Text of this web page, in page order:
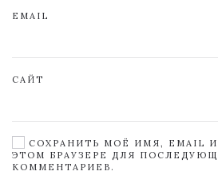
EMAIL
САЙТ
СОХРАНИТЬ МОЁ ИМЯ, EMAIL
ЭТОМ БРАУЗЕРЕ ДЛЯ
КОММЕНТАРИЕВ.